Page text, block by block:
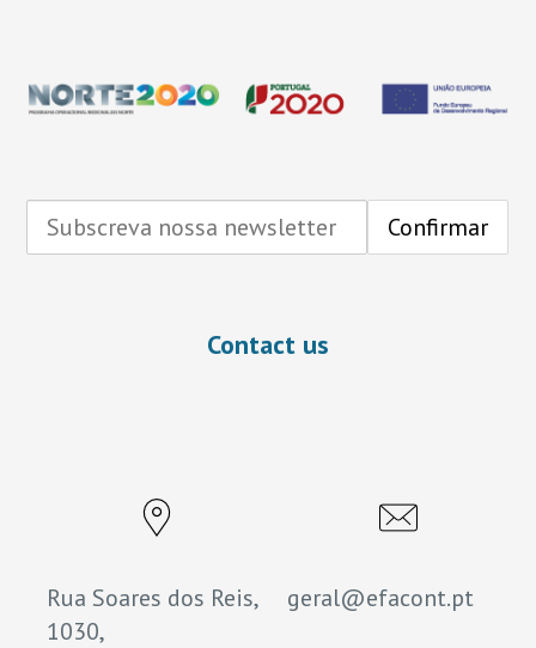
Contact us
Rua Soares dos Reis,
1030,
geral@efacont.pt